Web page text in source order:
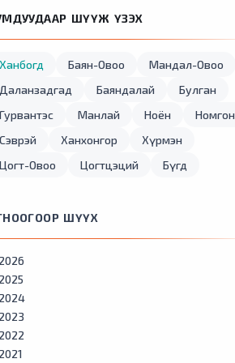
ШҮҮЖ ҮЗЭХ
Ханбогд Баян-Овоо
Мандал-Овоо
Даланзадгад
Баяндалай
Булган
Гурвантэс
Манлай Ноён
Номгон
Сэврэй
Ханхонгор
Хүрмэн
Цогт-Овоо
Цогтцэций Бүгд
ШҮҮХ